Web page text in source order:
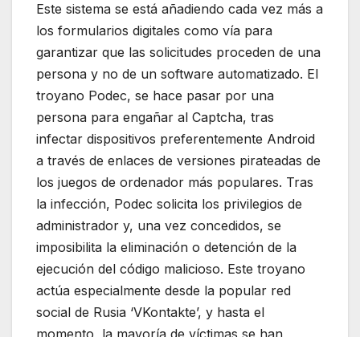
Este sistema se está añadiendo cada vez más a
los formularios digitales como vía para
garantizar que las solicitudes proceden de una
persona y no de un software automatizado. El
troyano Podec, se hace pasar por una
persona para engañar al Captcha, tras
infectar dispositivos preferentemente Android
a través de enlaces de versiones pirateadas de
los juegos de ordenador más populares. Tras
la infección, Podec solicita los privilegios de
administrador y, una vez concedidos, se
imposibilita la eliminación o detención de la
ejecución del código malicioso. Este troyano
actúa especialmente desde la popular red
social de Rusia ‘VKontakte’, y hasta el